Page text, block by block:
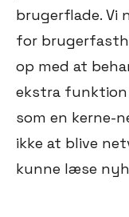
brugerflade. Vi
for
op med at
ekstra
som en kerne-
ikke at blive
kunne læse